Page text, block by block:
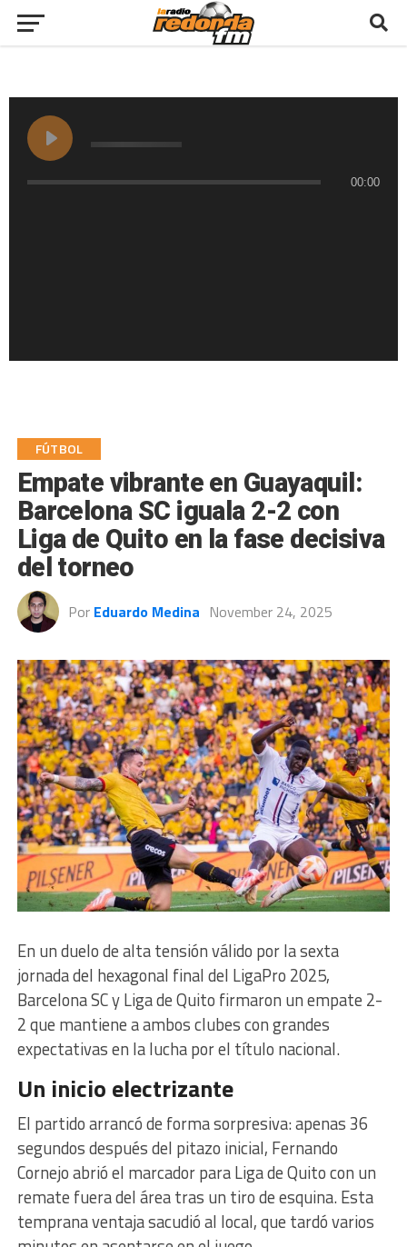
00:00
FÚTBOL
Empate vibrante en Guayaquil:
Barcelona SC iguala 2-2 con
Liga de Quito en la fase decisiva
del torneo
Por Eduardo Medina November 24, 2025
En un duelo de alta tensión válido por la sexta
jornada del hexagonal final del LigaPro 2025,
Barcelona SC y Liga de Quito firmaron un empate 2-
2 que mantiene a ambos clubes con grandes
expectativas en la lucha por el título nacional.
Un inicio electrizante
El partido arrancó de forma sorpresiva: apenas 36
segundos después del pitazo inicial, Fernando
Cornejo abrió el marcador para Liga de Quito con un
remate fuera del área tras un tiro de esquina. Esta
temprana ventaja sacudió al local, que tardó varios